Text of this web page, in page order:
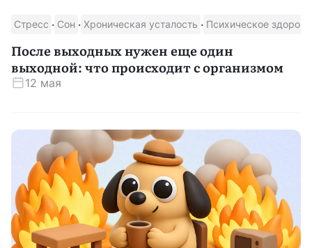
Стресс · Сон · Хроническая усталость · Психическое
После выходных нужен еще один
выходной: что происходит с организмом
12 мая